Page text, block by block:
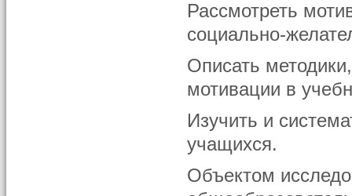
Рассмотреть
социально-
Описать
мотивации в
Изучить и
учащихся.
Объектом